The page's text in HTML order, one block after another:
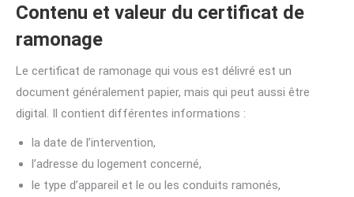
Contenu et valeur du certificat de
ramonage
Le certificat de ramonage qui vous est délivré est un
document généralement papier, mais qui peut aussi être
digital. Il contient différentes informations :
la date de l’intervention,
l’adresse du logement concerné,
le type d’appareil et le ou les conduits ramonés,